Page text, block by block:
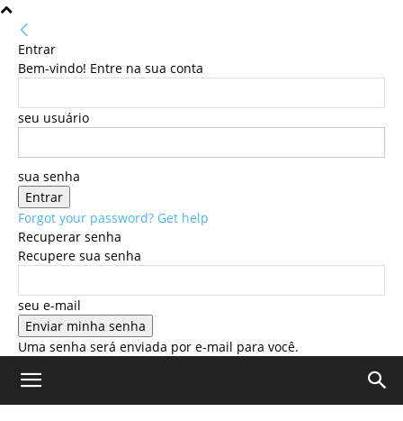
Entrar
Bem-vindo! Entre na sua conta
seu usuário
sua senha
Forgot your password? Get help
Recuperar senha
Recupere sua senha
seu e-mail
Uma senha será enviada por e-mail para você.